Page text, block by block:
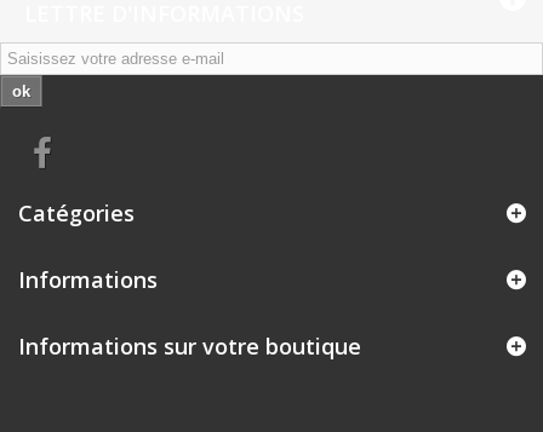
ok
Catégories
Informations
Informations sur votre boutique